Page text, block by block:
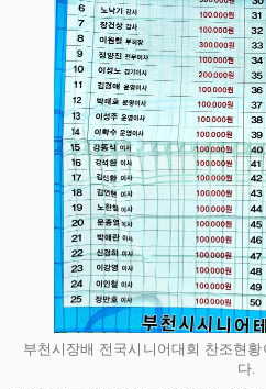
부천시장배 전국시니어대회 찬조현
다.